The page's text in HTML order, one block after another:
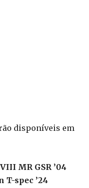
disponíveis em
MR GSR ’04
T-spec ’24